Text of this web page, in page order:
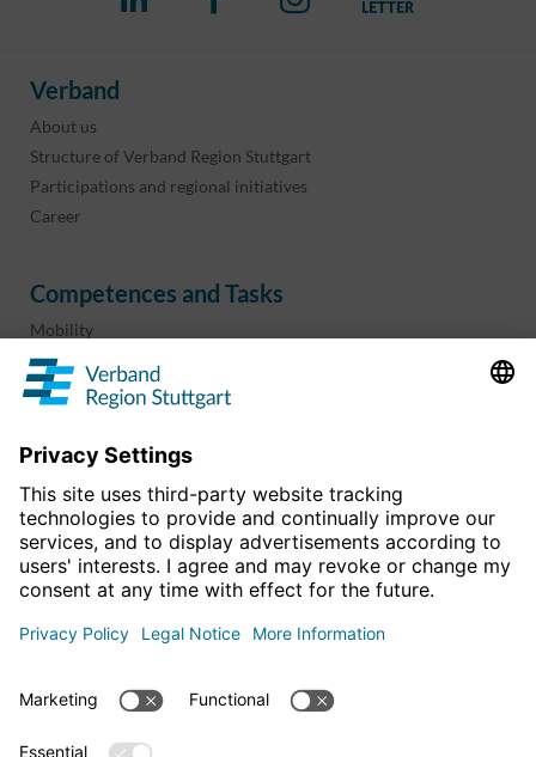
Verband
About us
Structure of Verband Region Stuttgart
Participations and regional initiatives
Career
Competences and Tasks
Mobility
Regional planning
Business development
Projects & programs
overview
Information & Downloads
Publications
The region in numbers